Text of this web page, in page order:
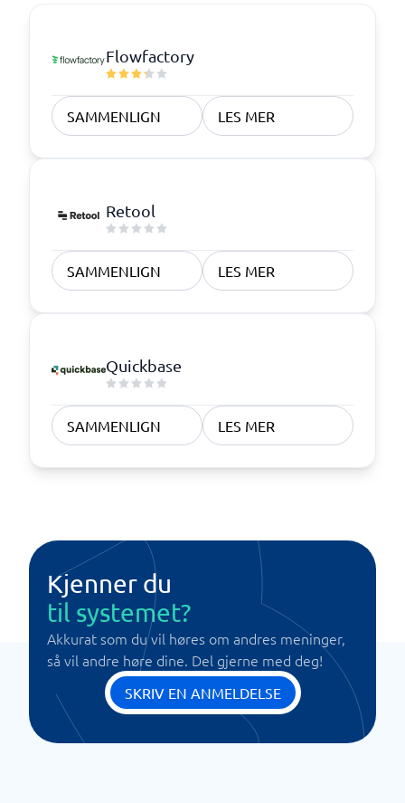
Flowfactory
SAMMENLIGN LES MER
Retool
SAMMENLIGN LES MER
Quickbase
SAMMENLIGN LES MER
Kjenner du
til systemet?
Akkurat som du vil høres om andres meninger,
så vil andre høre dine. Del gjerne med deg!
SKRIV EN ANMELDELSE